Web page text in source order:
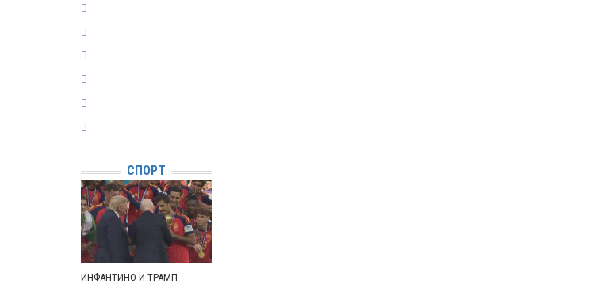
СПОРТ
ИНФАНТИНО И ТРАМП